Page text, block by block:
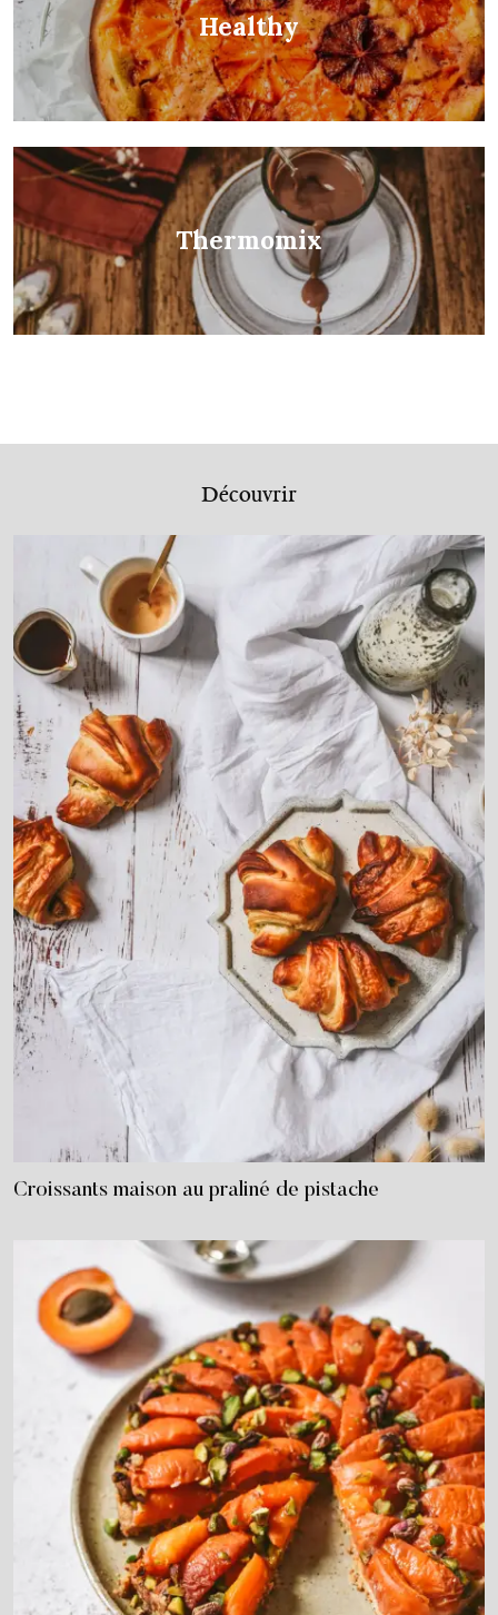
Healthy
Thermomix
Découvrir
Croissants maison au praliné de pistache